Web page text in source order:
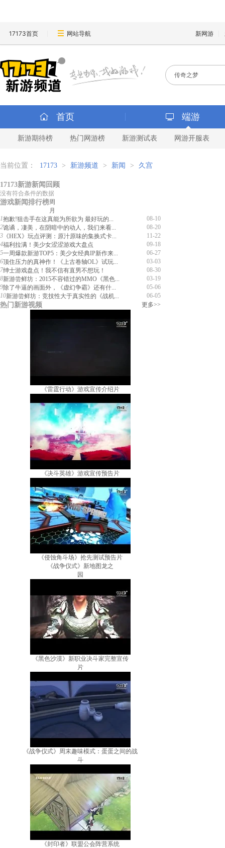
17173首页 网站导航 新网游
首页 端游
新游期待榜 热门网游榜 新游测试表 网游开服表
当前位置： 17173 > 新游频道 > 新闻 > 久宫
17173新游新闻回顾
没有符合条件的数据
游戏新闻排行榜周
月
1
08-10
抱歉!狙击手在这真能为所欲为 最好玩的...
2
08-20
诡谲，凄美，在阴暗中的动人，我们来看...
3
11-22
《HEX》玩点评测：原汁原味的集换式卡...
4
09-18
福利拉满！美少女涩涩游戏大盘点
5
06-27
一周爆款新游TOP5：美少女经典IP新作来...
6
03-03
顶住压力的真神作！《上古卷轴OL》试玩...
7
08-30
绅士游戏盘点！我不信有直男不想玩！
8
03-19
新游尝鲜坊：2015不容错过的MMO《黑色...
9
05-06
除了牛逼的画面外，《虚幻争霸》还有什...
10
06-05
新游尝鲜坊：竞技性大于真实性的《战机...
热门新游视频 更多>>
《雷霆行动》游戏宣传介绍片
《决斗英雄》游戏宣传预告片
《侵蚀角斗场》抢先测试预告片
《战争仪式》新地图龙之
园
《黑色沙漠》新职业决斗家完整宣传
片
《战争仪式》周末趣味模式：蛋蛋之间的战
斗
《封印者》联盟公会阵营系统